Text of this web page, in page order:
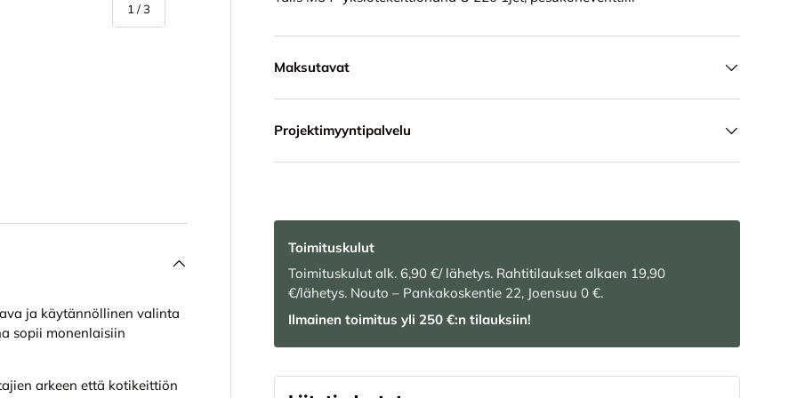
1 //3
Maksutavat
Projektimyyntipalvelu
Toimituskulut
Toimituskulut alk. 6,90 €/ lähetys. Rahtitilaukset alkaen 19,90
€/lähetys. Nouto – Pankakoskentie 22, Joensuu 0 €.
Ilmainen toimitus yli 250 €:n tilauksiin!
ja käytännöllinen valinta
sopii monenlaisiin
arkeen että kotikeittiön